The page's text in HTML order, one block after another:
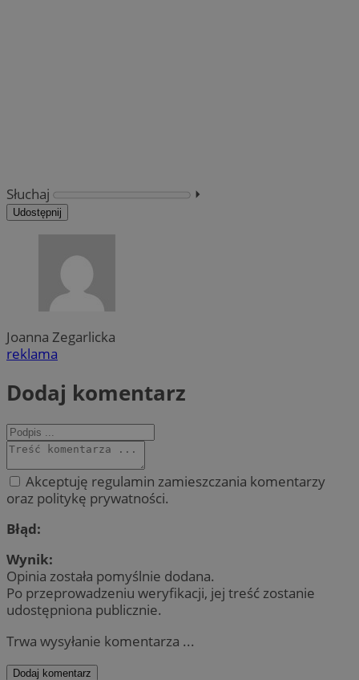
Słuchaj ⏵︎
Udostępnij
Joanna Zegarlicka
reklama
Dodaj komentarz
Akceptuję regulamin zamieszczania komentarzy
oraz politykę prywatności.
Błąd:
Wynik:
Opinia została pomyślnie dodana.
Po przeprowadzeniu weryfikacji, jej treść zostanie
udostępniona publicznie.
Trwa wysyłanie komentarza ...
Dodaj komentarz